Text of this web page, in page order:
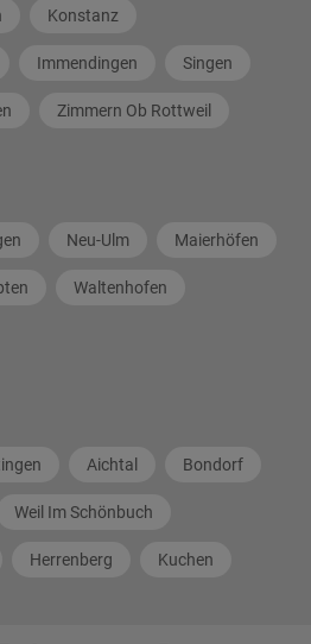
Konstanz
Immendingen Singen
Zimmern Ob Rottweil
Neu-Ulm Maierhöfen
Waltenhofen
Aichtal Bondorf
Weil Im Schönbuch
Herrenberg Kuchen